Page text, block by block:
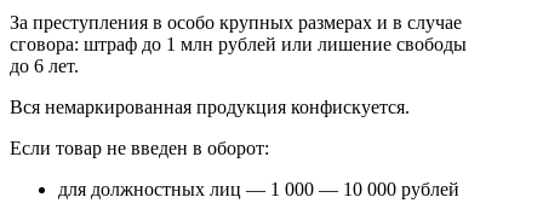
За преступления в особо крупных размерах и в случае
сговора: штраф до 1 млн рублей или лишение свободы
до 6 лет.
Вся немаркированная продукция конфискуется.
Если товар не введен в оборот:
для должностных лиц — 1 000 — 10 000 рублей